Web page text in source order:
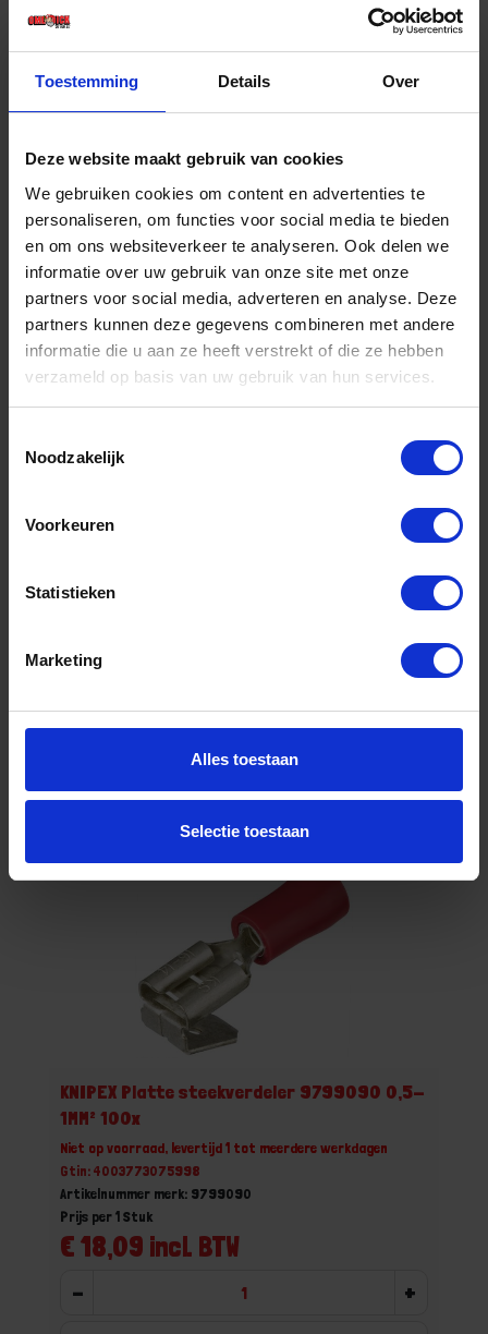
Toestemming Details Over
Deze website maakt gebruik van cookies
We gebruiken cookies om content en advertenties te
personaliseren, om functies voor social media te bieden
en om ons websiteverkeer te analyseren. Ook delen we
informatie over uw gebruik van onze site met onze
partners voor social media, adverteren en analyse. Deze
partners kunnen deze gegevens combineren met andere
informatie die u aan ze heeft verstrekt of die ze hebben
verzameld op basis van uw gebruik van hun services.
Noodzakelijk
Voorkeuren
Statistieken
Marketing
Alles toestaan
Selectie toestaan
€ 22,32 incl. BTW
- +
KNIPEX Kabelschoen ringvormig RO 9799172
Artikelnummer merk: 9799172
+
KNIPEX Platte steekverdeler 9799090 0,5-
1MM² 100x
Niet op voorraad, levertijd 1 tot meerdere werkdagen
Gtin: 4003773075998
Artikelnummer merk: 9799090
€ 18,09 incl. BTW
Prijs per 1 Stuk
- +